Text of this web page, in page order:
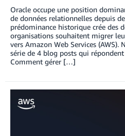
Oracle occupe une position
de données relationnelles depuis
prédominance historique crée des
organisations souhaitent migrer
vers Amazon Web Services (AWS).
série de 4 blog posts qui
Comment gérer […]